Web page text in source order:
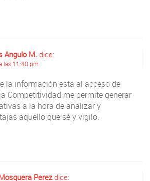
Angulo M. dice:
las 11:40 pm
la información está al acceso de
Competitividad me permite generar
a la hora de analizar y
aquello que sé y vigilo.
Perez dice: